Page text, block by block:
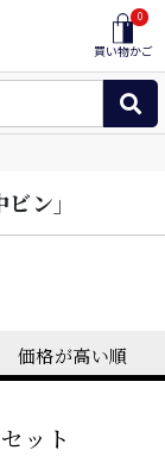
0
買い物かご
ン」
ット